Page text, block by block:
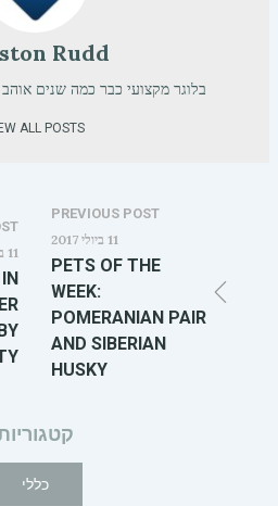
Rudd
בלוגר מקצועי כבר כמה שנים
ALL POSTS
PREVIOUS POST
11 ביולי 2017
PETS OF THE
WEEK:
POMERANIAN PAIR
AND SIBERIAN
HUSKY
11 ביולי 2017
כללי